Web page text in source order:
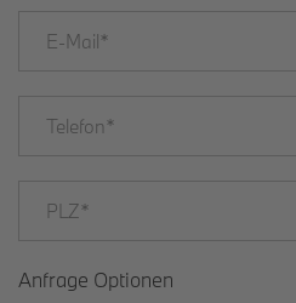
Anfrage Optionen